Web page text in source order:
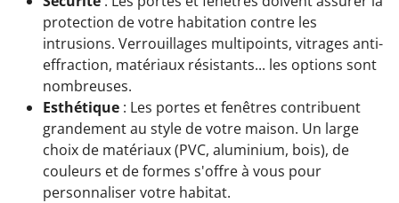
protection de votre habitation contre les
intrusions. Verrouillages multipoints, vitrages anti-
effraction, matériaux résistants... les options sont
nombreuses.
Esthétique : Les portes et fenêtres contribuent
grandement au style de votre maison. Un large
choix de matériaux (PVC, aluminium, bois), de
couleurs et de formes s'offre à vous pour
personnaliser votre habitat.